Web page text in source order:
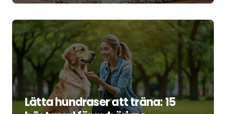
Lätta hundraser att träna: 15